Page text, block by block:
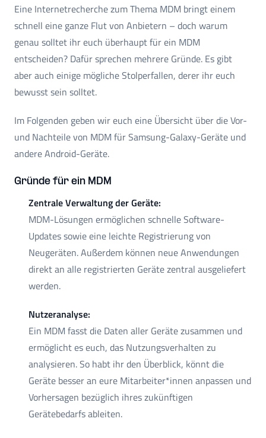
Eine Internetrecherche zum Thema MDM bringt einem
schnell eine ganze Flut von Anbietern – doch warum
genau solltet ihr euch überhaupt für ein MDM
entscheiden? Dafür sprechen mehrere Gründe. Es gibt
aber auch einige mögliche Stolperfallen, derer ihr euch
bewusst sein solltet.
Im Folgenden geben wir euch eine Übersicht über die Vor-
und Nachteile von MDM für Samsung-Galaxy-Geräte und
andere Android-Geräte.
Gründe für ein MDM
Zentrale Verwaltung der Geräte:
MDM-Lösungen ermöglichen schnelle Software-
Updates sowie eine leichte Registrierung von
Neugeräten. Außerdem können neue Anwendungen
direkt an alle registrierten Geräte zentral ausgeliefert
werden.
Nutzeranalyse:
Ein MDM fasst die Daten aller Geräte zusammen und
ermöglicht es euch, das Nutzungsverhalten zu
analysieren. So habt ihr den Überblick, könnt die
Geräte besser an eure Mitarbeiter*innen anpassen und
Vorhersagen bezüglich ihres zukünftigen
Gerätebedarfs ableiten.